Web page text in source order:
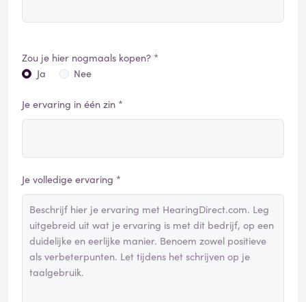
Zou je hier nogmaals kopen? *
Ja
Nee
Je ervaring in één zin *
Je volledige ervaring *